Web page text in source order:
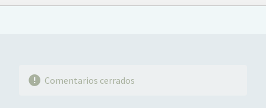
FACEBOOKTWITTERFLIPBOARD
E-
WHATSAPP
Comentarios cerrados